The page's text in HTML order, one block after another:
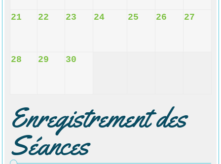
21 22 23 24 25 26 27
28 29 30
Enregistrement des
Séances